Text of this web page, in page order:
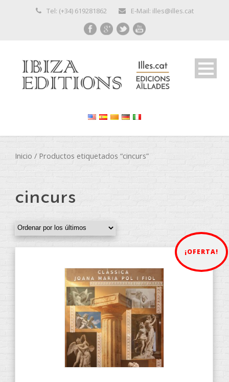
Tel: (+34) 619281862 E-Mail: illes@illes.cat
Inicio / Productos etiquetados “cincurs”
cincurs
¡OFERTA!